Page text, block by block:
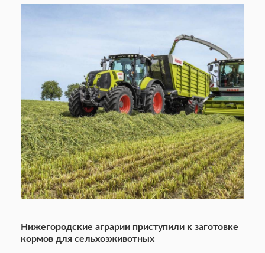
Нижегородские аграрии приступили к заготовке
кормов для сельхозживотных